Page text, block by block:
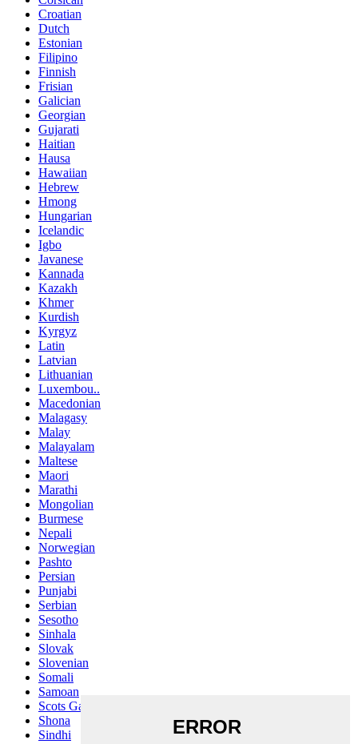
Croatian
Dutch
Estonian
Filipino
Finnish
Frisian
Galician
Georgian
Gujarati
Haitian
Hausa
Hawaiian
Hebrew
Hmong
Hungarian
Icelandic
Igbo
Javanese
Kannada
Kazakh
Khmer
Kurdish
Kyrgyz
Latin
Latvian
Lithuanian
Luxembou..
Macedonian
Malagasy
Malay
Malayalam
Maltese
Maori
Marathi
Mongolian
Burmese
Nepali
Norwegian
Pashto
Persian
Punjabi
Serbian
Sesotho
Sinhala
Slovak
Slovenian
Somali
Samoan
Scots Gaelic
Shona
Sindhi